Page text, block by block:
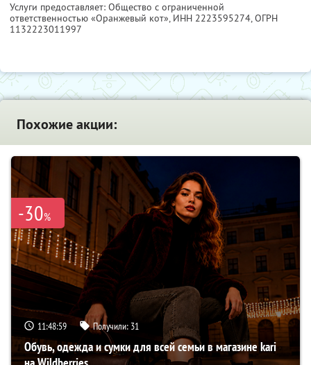
Услуги предоставляет: Общество с ограниченной
ответственностью «Оранжевый кот», ИНН 2223595274, ОГРН
1132223011997
Похожие акции:
-30%
11:48:58 Получили: 31
Обувь, одежда и сумки для всей семьи в магазине kari